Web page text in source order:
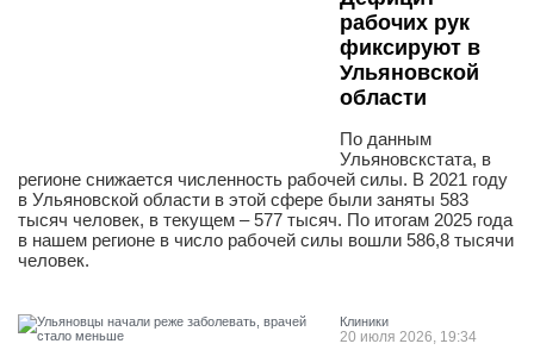
рабочих рук
фиксируют в
Ульяновской
области
По данным
Ульяновскстата, в
регионе снижается численность рабочей силы. В 2021 году
в Ульяновской области в этой сфере были заняты 583
тысяч человек, в текущем – 577 тысяч. По итогам 2025 года
в нашем регионе в число рабочей силы вошли 586,8 тысячи
человек.
Клиники
20 июля 2026, 19:34